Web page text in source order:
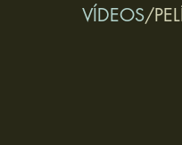
VÍDEOS/